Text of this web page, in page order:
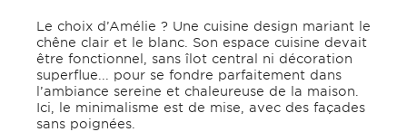
Le choix d’Amélie ? Une cuisine design mariant le
chêne clair et le blanc. Son espace cuisine devait
être fonctionnel, sans îlot central ni décoration
superflue... pour se fondre parfaitement dans
l’ambiance sereine et chaleureuse de la maison.
Ici, le minimalisme est de mise, avec des façades
sans poignées.